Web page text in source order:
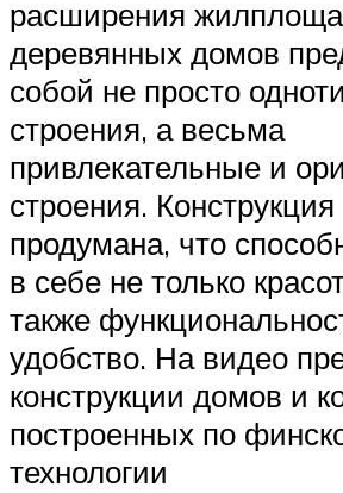
расширения
деревянных домов
собой не просто
строения, а весьма
привлекательные и
строения.
продумана, что
в себе не только
также
удобство. На видео
конструкции домов и
построенных по
технологии